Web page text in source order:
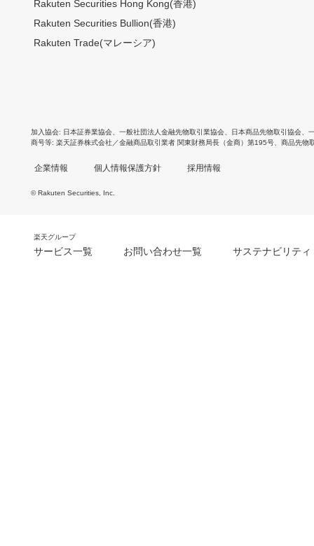
Rakuten Securities Hong Kong(香港)
Rakuten Securities Bullion(香港)
Rakuten Trade(マレーシア)
加入協会 日本証券業協会 一般社団法人金融先物取引業協会 日本商品先物取引協会
商号等 楽天証券株式会社／金融商品取引業者 関東財務局長（金商）第195号、商品先物
企業情報 個人情報保護方針 採用情報
© Rakuten Securities, Inc.
楽天グループ
サービス一覧 お問い合わせ一覧 サステナビリティ